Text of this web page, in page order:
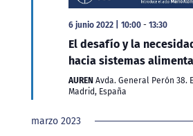
Destacado
6 junio 2022 | 10:00- 13:30
El desafío y la
hacia sistemas
AUREN Avda. General Perón 38.
Madrid, España
marzo 2023